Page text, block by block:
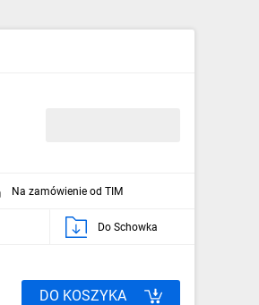
Na zamówienie od TIM
Do Schowka
DO KOSZYKA